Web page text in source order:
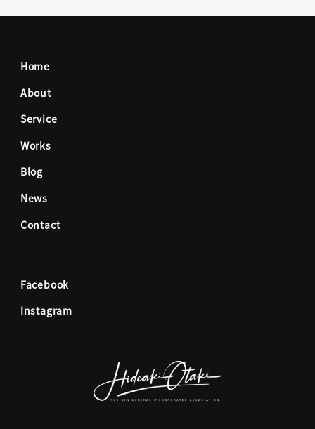
Home
About
Service
Works
Blog
News
Contact
Facebook
Instagram